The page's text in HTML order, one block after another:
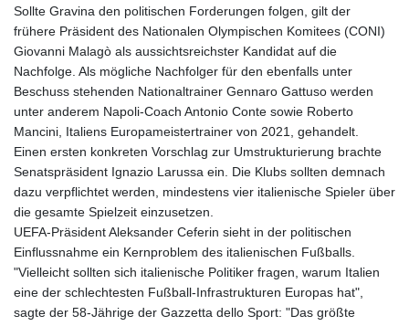
Sollte Gravina den politischen Forderungen folgen, gilt der
frühere Präsident des Nationalen Olympischen Komitees (CONI)
Giovanni Malagò als aussichtsreichster Kandidat auf die
Nachfolge. Als mögliche Nachfolger für den ebenfalls unter
Beschuss stehenden Nationaltrainer Gennaro Gattuso werden
unter anderem Napoli-Coach Antonio Conte sowie Roberto
Mancini, Italiens Europameistertrainer von 2021, gehandelt.
Einen ersten konkreten Vorschlag zur Umstrukturierung brachte
Senatspräsident Ignazio Larussa ein. Die Klubs sollten demnach
dazu verpflichtet werden, mindestens vier italienische Spieler über
die gesamte Spielzeit einzusetzen.
UEFA-Präsident Aleksander Ceferin sieht in der politischen
Einflussnahme ein Kernproblem des italienischen Fußballs.
"Vielleicht sollten sich italienische Politiker fragen, warum Italien
eine der schlechtesten Fußball-Infrastrukturen Europas hat",
sagte der 58-Jährige der Gazzetta dello Sport: "Das größte